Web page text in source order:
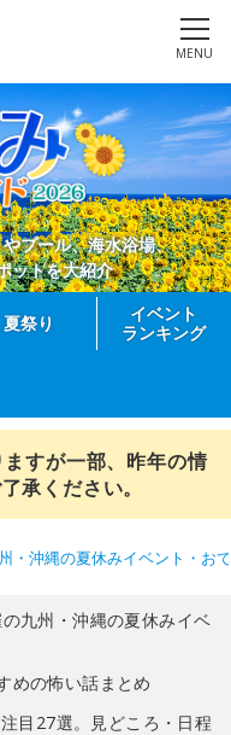
MENU
プール、海水浴場、
ットを大紹介
夏祭り
イベント
ランキング
すが一部、昨年の情
承ください。
・沖縄の夏休みイベント・お
九州・沖縄の夏休みイベ
めの怖い話まとめ
目27選。見どころ・日程